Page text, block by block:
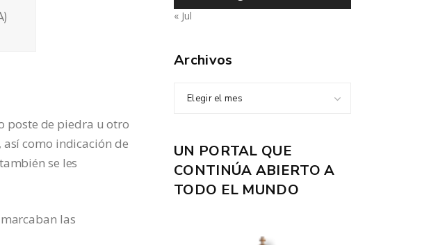
poste de piedra u otro
como indicación de
se les
las
« Jul
Archivos
Elegir el mes
UN PORTAL QUE
CONTINÚA ABIERTO A
TODO EL MUNDO